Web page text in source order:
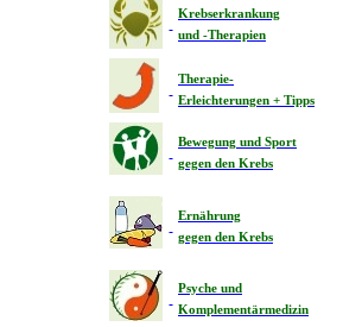
Krebserkrankung
und -Therapien
Therapie-
Erleichterungen + Tipps
Bewegung und Sport
gegen den Krebs
Ernährung
gegen den Krebs
Psyche und
Komplementärmedizin